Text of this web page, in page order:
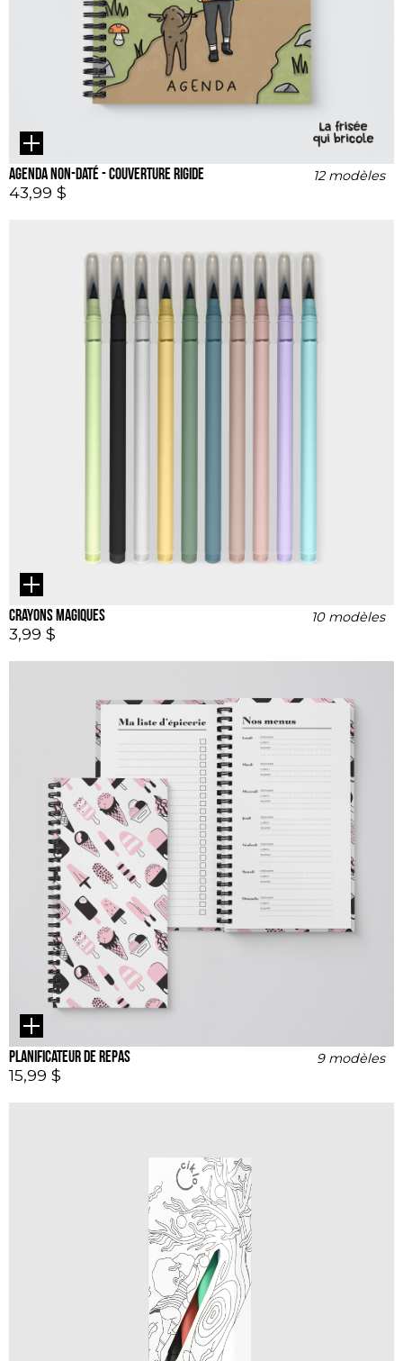
Agenda non-daté - couverture rigide 12 modèles
43,99 $
Crayons magiques 10 modèles
3,99 $
Planificateur de repas 9 modèles
15,99 $